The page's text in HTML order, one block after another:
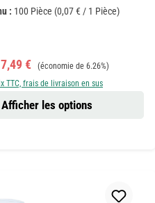
: 100 Pièce (0,07 € / 1 Pièce)
de vente :
7,49 € Prix régulier :
(économie de 6.26%)
TTC, frais de livraison en sus
Afficher les options